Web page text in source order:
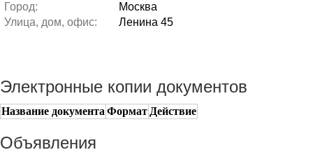
Город:
Москва
Улица, дом, офис:
Ленина 45
Электронные копии документов
Название документа Формат Действие
Объявления